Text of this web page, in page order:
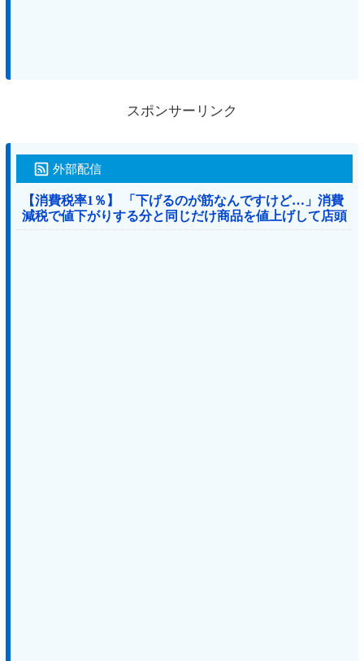
スポンサーリンク
外部配信
【消費税率1％】 「下げるのが筋なんですけど…」消費
減税で値下がりする分と同じだけ商品を値上げして店頭
価格を変えない店も